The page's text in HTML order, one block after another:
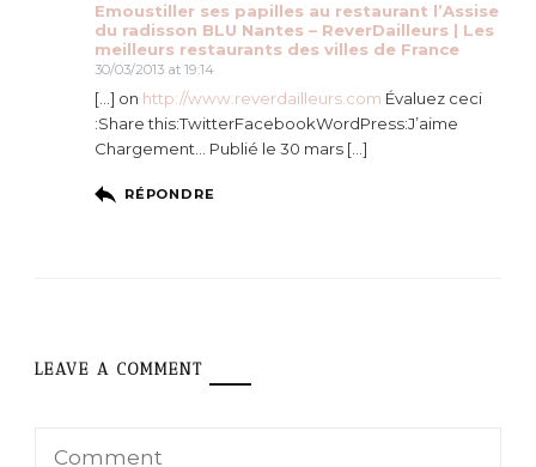
Emoustiller ses papilles au restaurant l’Assise
du radisson BLU Nantes – ReverDailleurs | Les
meilleurs restaurants des villes de France
30/03/2013 at 19:14
[…] on http://www.reverdailleurs.com Évaluez ceci
:Share this:TwitterFacebookWordPress:J’aime
Chargement… Publié le 30 mars […]
RÉPONDRE
LEAVE A COMMENT